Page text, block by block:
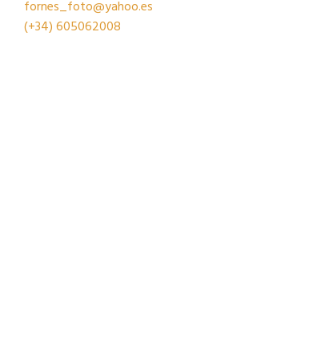
fornes_foto@yahoo.es
(+34)605062008